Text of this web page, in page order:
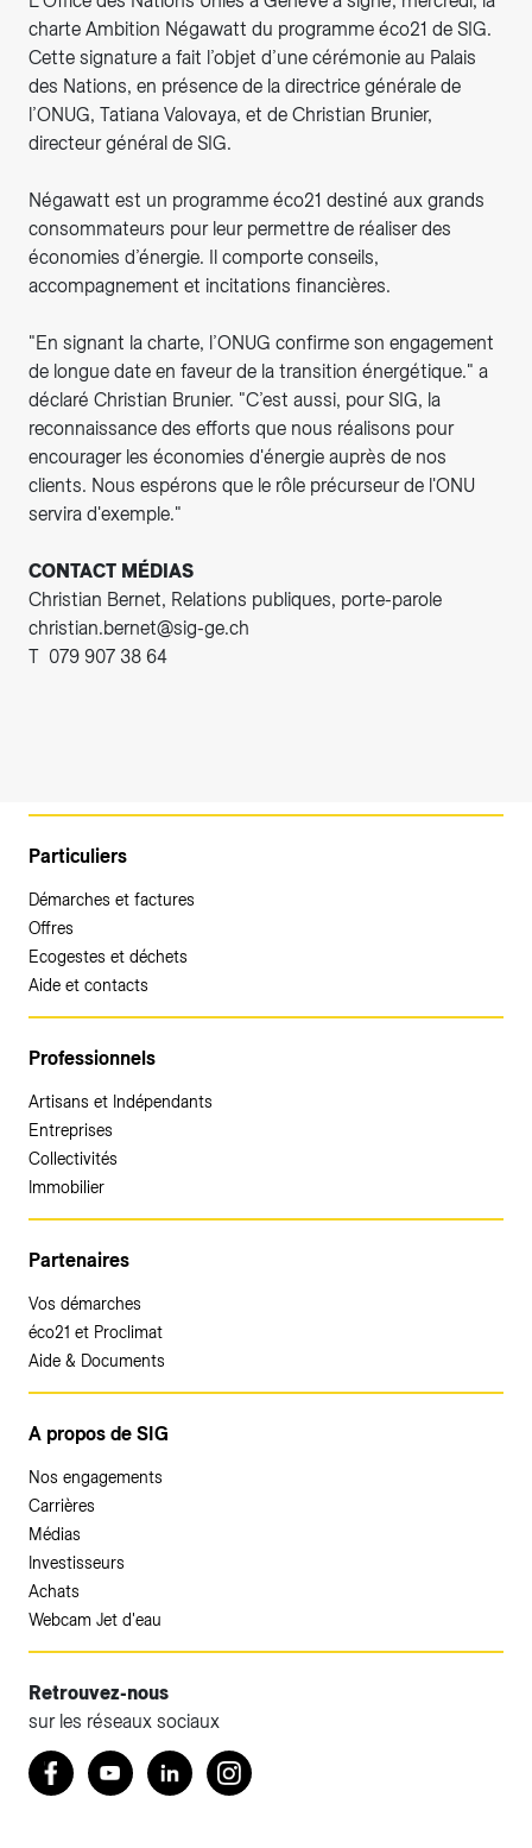
charte Ambition Négawatt du programme éco21 de SIG.
Cette signature a fait l’objet d’une cérémonie au Palais
des Nations, en présence de la directrice générale de
l’ONUG, Tatiana Valovaya, et de Christian Brunier,
directeur général de SIG.
Négawatt est un programme éco21 destiné aux grands
consommateurs pour leur permettre de réaliser des
économies d’énergie. Il comporte conseils,
accompagnement et incitations financières.
"En signant la charte, l’ONUG confirme son engagement
de longue date en faveur de la transition énergétique." a
déclaré Christian Brunier. "C’est aussi, pour SIG, la
reconnaissance des efforts que nous réalisons pour
encourager les économies d'énergie auprès de nos
clients. Nous espérons que le rôle précurseur de l'ONU
servira d'exemple."
CONTACT MÉDIAS
Christian Bernet, Relations publiques, porte-parole
christian.bernet@sig-ge.ch
T 079 907 38 64
Particuliers
Démarches et factures
Offres
Ecogestes et déchets
Aide et contacts
Professionnels
Artisans et Indépendants
Entreprises
Collectivités
Immobilier
Partenaires
Vos démarches
éco21 et Proclimat
Aide & Documents
A propos de SIG
Nos engagements
Carrières
Médias
Investisseurs
Achats
Webcam Jet d'eau
Retrouvez-nous
sur les réseaux sociaux
Retrouvez nous sur Facebook
YoutubeLinkedInInstagram
Accéder à votre espace client SIG.
Votre espace client SIG n'est pas optimisé pour une